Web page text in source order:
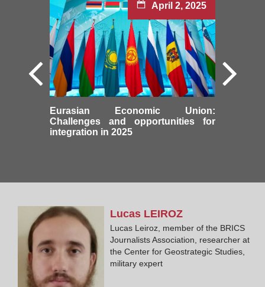
April 2, 2025
Eurasian Economic Union:
Challenges and opportunities for
integration in 2025
Lucas LEIROZ
Lucas Leiroz, member of the BRICS
Journalists Association, researcher at
the Center for Geostrategic Studies,
military expert